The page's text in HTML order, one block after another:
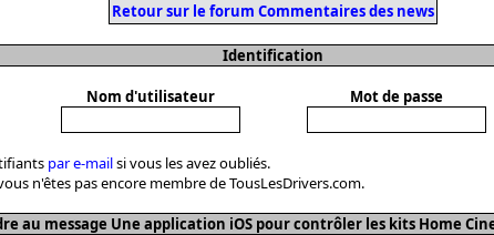
Retour sur le forum Commentaires des news
Identification
Nom d'utilisateur Mot de passe
par e-mailsi vous les avez oubliés.
n'êtes pas encore membre de TousLesDrivers.com.
au message Une application iOS pour contrôler les kits Home